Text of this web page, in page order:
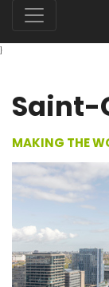
}
Saint-
MAKING THE